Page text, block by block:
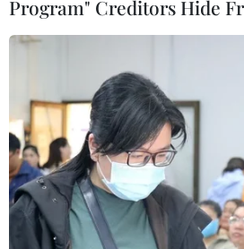
Iran tuyên bố đáp trả
hành động mới nào từ Mỹ
08/01/2020 10:25
Theo Bộ trưởng Quốc phòng Iran,
tương xứng với những gì nước
cáo buộc Tổng thống Trump "đã
thành chính phủ khủng bố."
Program" Creditors Hide